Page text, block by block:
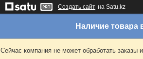
Создать сайт на Satu.kz
Наличие товара
Сейчас компания не может обработать